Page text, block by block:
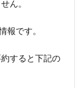
ん。
報です。
すると下記の